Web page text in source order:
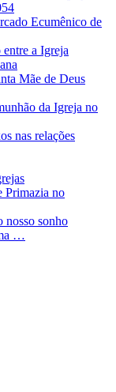
Ecumênico de
a Igreja
Mãe de Deus
da Igreja no
nas relações
Primazia no
nosso sonho
…